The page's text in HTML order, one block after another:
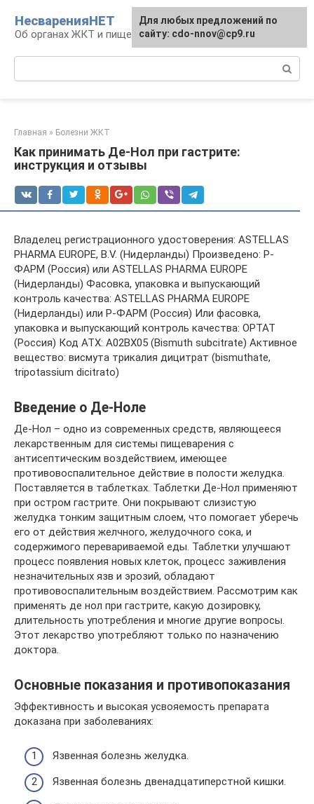
контенту
НесваренияНЕТ
Об органах ЖКТ и пищеварении
Главная » Болезни ЖКТ
Как принимать Де-Нол при гастрите:
инструкция и отзывы
Владелец регистрационного удостоверения: ASTELLAS
PHARMA EUROPE, B.V. (Нидерланды) Произведено: Р-
ФАРМ (Россия) или ASTELLAS PHARMA EUROPE
(Нидерланды) Фасовка, упаковка и выпускающий
контроль качества: ASTELLAS PHARMA EUROPE
(Нидерланды) или Р-ФАРМ (Россия) Или фасовка,
упаковка и выпускающий контроль качества: ОРТАТ
(Россия) Код ATX: A02BX05 (Bismuth subcitrate) Активное
вещество: висмута трикалия дицитрат (bismuthate,
tripotassium dicitrato)
Введение о Де-Ноле
Де-Нол – одно из современных средств, являющееся
лекарственным для системы пищеварения с
антисептическим воздействием, имеющее
противовоспалительное действие в полости желудка.
Поставляется в таблетках. Таблетки Де-Нол применяют
при остром гастрите. Они покрывают слизистую
желудка тонким защитным слоем, что помогает уберечь
его от действия желчного, желудочного сока, и
содержимого перевариваемой еды. Таблетки улучшают
процесс появления новых клеток, процесс заживления
незначительных язв и эрозий, обладают
противовоспалительным воздействием. Рассмотрим как
применять де нол при гастрите, какую дозировку,
длительность употребления и многие другие вопросы.
Этот лекарство употребляют только по назначению
доктора.
Основные показания и противопоказания
Эффективность и высокая усвояемость препарата
доказана при заболеваниях:
Язвенная болезнь желудка.
Язвенная болезнь двенадцатиперстной кишки.
Для любых предложений по
сайту: cdo-nnov@cp9.ru